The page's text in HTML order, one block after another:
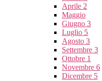
Aprile 2
Maggio
Giugno 3
Luglio 5
Agosto 3
Settembre 3
Ottobre 1
Novembre 6
Dicembre 5